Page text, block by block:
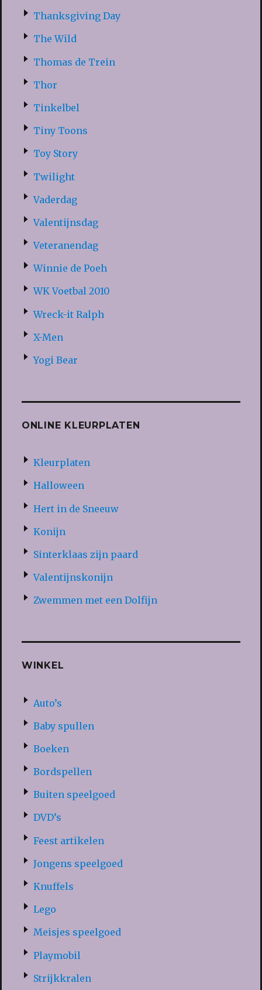
Thanksgiving Day
The Wild
Thomas de Trein
Thor
Tinkelbel
Tiny Toons
Toy Story
Twilight
Vaderdag
Valentijnsdag
Veteranendag
Winnie de Poeh
WK Voetbal 2010
Wreck-it Ralph
X-Men
Yogi Bear
ONLINE KLEURPLATEN
Kleurplaten
Halloween
Hert in de Sneeuw
Konijn
Sinterklaas zijn paard
Valentijnskonijn
Zwemmen met een Dolfijn
WINKEL
Auto’s
Baby spullen
Boeken
Bordspellen
Buiten speelgoed
DVD’s
Feest artikelen
Jongens speelgoed
Knuffels
Lego
Meisjes speelgoed
Playmobil
Strijkkralen